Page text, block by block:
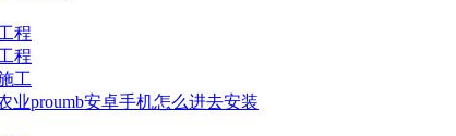
程
程
工
业proumb安卓手机怎么进去安装